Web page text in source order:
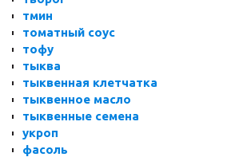
тмин
томатный соус
тофу
тыква
тыквенная клетчатка
тыквенное масло
тыквенные семена
укроп
фасоль